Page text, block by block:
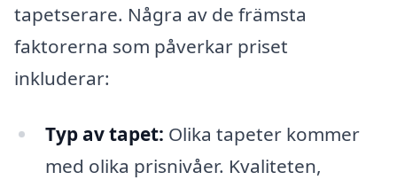
tapetserare. Några av de främsta
faktorerna som påverkar priset
inkluderar:
Typ av tapet: Olika tapeter kommer
med olika prisnivåer. Kvaliteten,